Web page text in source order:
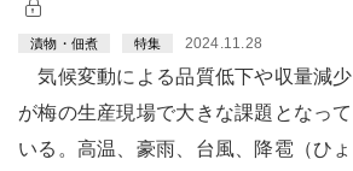
漬物・佃煮 特集 2024.11.28
気候変動による品質低下や収量減少
が梅の生産現場で大きな課題となって
いる。高温、豪雨、台風、降雹（ひょ